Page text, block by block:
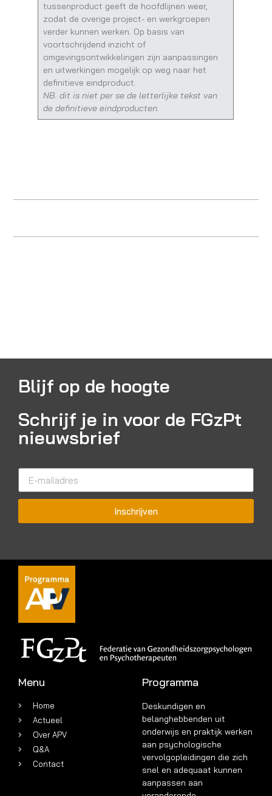
tussenproduct geeft de hoofdlijnen weer,
zodat de overige project- en werkgroepen
verder kunnen werken. Op basis van
voortschrijdend inzicht of
omgevingsontwikkelingen zijn aanpassingen
en uitwerkingen mogelijk op weg naar het
definitieve eindproduct.
NB. dit is niet per se de letterlijke tekst van
de definitieve eindproducten.
Blijf op de hoogte
Schrijf je in voor de FGzPt
nieuwsbrief
Inschrijven
Menu
Home
Actueel
Over APV
Q&A
Contact
Programma
Deskundigen en
belanghebbenden uit
onderwijs en praktijk werken
aan psychologische
vervolgopleidingen die zich
snel en adequaat kunnen
aanpassen aan